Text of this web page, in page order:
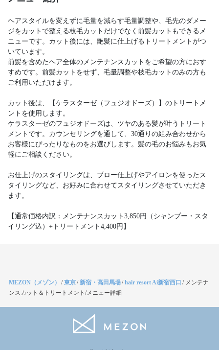
ヘアスタイルを変えずに毛量を減らす毛量調整や、毛先のダメー
ジをカットで整える枝毛カットだけでなく前髪カットもできるメ
ニューです。カット後には、艶髪に仕上げるトリートメントがつ
いています。
前髪を含めたヘア全体のメンテナンスカットをご希望の方におす
すめです。前髪カットをせず、毛量調整や枝毛カットのみの方も
ご利用いただけます。
カット後は、【ケラスターゼ（フュジオドーズ）】のトリートメ
ントを使用します。
ケラスターゼのフュジオドーズは、ツヤのある髪が叶うトリート
メントです。カウンセリングを通して、30通りの組み合わせから
お客様にぴったりなものをお選びします。髪の毛のお悩みもお気
軽にご相談ください。
お仕上げのスタイリングは、ブロー仕上げやアイロンを使ったス
タイリングなど、お好みに合わせてスタイリングさせていただき
ます。
【通常価格内訳：メンテナンスカット3,850円（シャンプー・スタ
イリング込）+トリートメント4,400円】
MEZON（メゾン） /東京/新宿・高田馬場/hair resort Ai新宿西口 / メンテナ
ンスカット＆トリートメント/メニュー詳細